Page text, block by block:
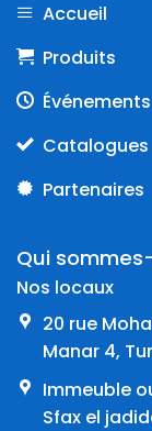
Accueil
Produits
Événements
Catalogues
Partenaires
Qui
Nos locaux
20 rue
Manar 4,
Immeuble
Sfax el